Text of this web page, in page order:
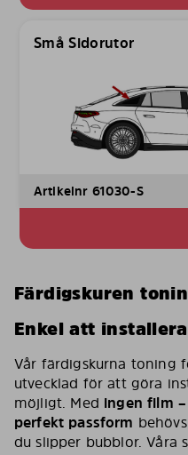
Små Sidorutor
Artikelnr 61030-S
Färdigskuren
Enkel att installera
Vår färdigskurna toning
utvecklad för att göra
möjligt. Med ingen film
perfekt passform
du slipper bubblor. Våra